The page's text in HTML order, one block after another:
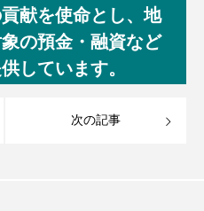
献を使命とし、地
の預金・融資など
しています。
次の記事